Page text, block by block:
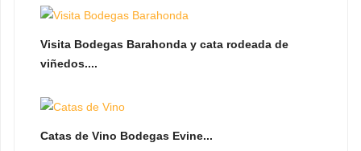
Visita Bodegas Barahonda y cata rodeada de
viñedos....
Catas de Vino Bodegas Evine...